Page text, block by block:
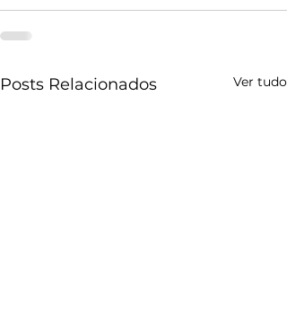
Posts Relacionados Ver tudo